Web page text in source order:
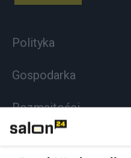
Polityka
Gospodarka
Rozmaitości